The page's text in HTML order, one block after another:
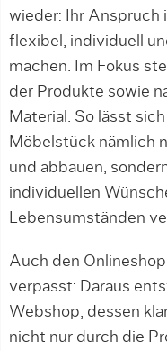
wieder: Ihr Anspruch
flexibel, individuell
machen. Im Fokus
der Produkte sowie
Material. So lässt
Möbelstück nämlich
und abbauen,
individuellen
Lebensumständen
Auch den
verpasst: Daraus
Webshop, dessen
nicht nur durch die